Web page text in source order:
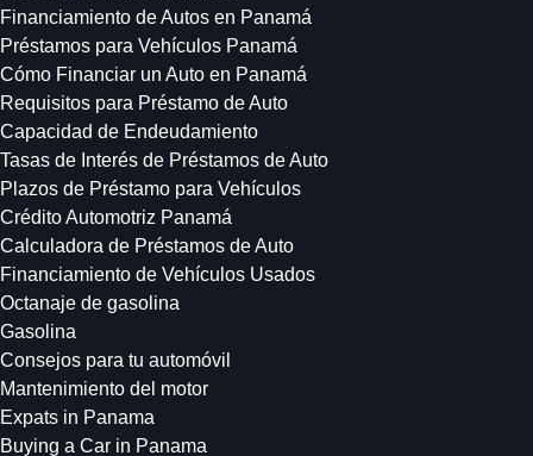
Financiamiento de Autos en Panamá
Préstamos para Vehículos Panamá
Cómo Financiar un Auto en Panamá
Requisitos para Préstamo de Auto
Capacidad de Endeudamiento
Tasas de Interés de Préstamos de Auto
Plazos de Préstamo para Vehículos
Crédito Automotriz Panamá
Calculadora de Préstamos de Auto
Financiamiento de Vehículos Usados
Octanaje de gasolina
Gasolina
Consejos para tu automóvil
Mantenimiento del motor
Expats in Panama
Buying a Car in Panama